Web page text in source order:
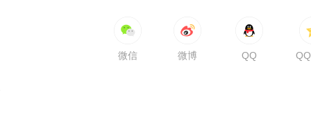
微信 微博 QQ